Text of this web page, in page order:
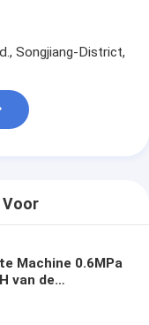
Songjiang-District,
Voor
Machine 0.6MPa
van de